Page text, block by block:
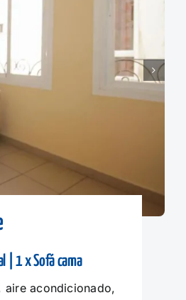
| 1 x Sofá cama
acondicionado,